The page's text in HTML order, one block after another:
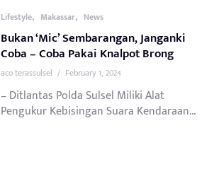
Lifestyle, Makassar, News
Bukan ‘Mic’ Sembarangan, Janganki
Coba – Coba Pakai Knalpot Brong
aco terassulsel / February 1, 2024
– Ditlantas Polda Sulsel Miliki Alat
Pengukur Kebisingan Suara Kendaraan...